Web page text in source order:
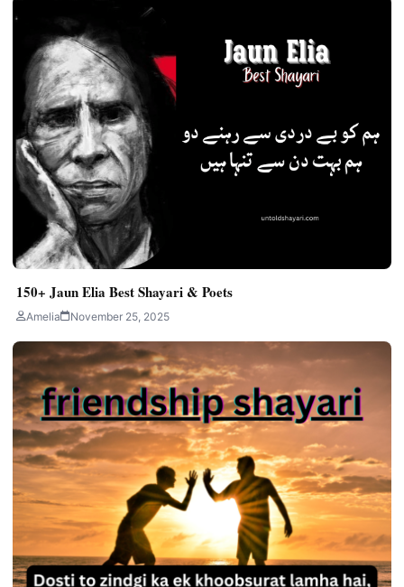
150+ Jaun Elia Best Shayari & Poets
Amelia November 25, 2025